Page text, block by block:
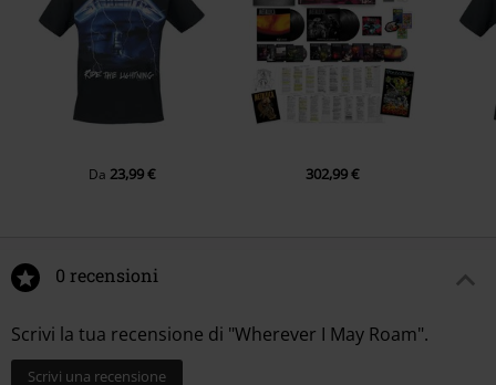
Da 23,99 € 302,99 €
0 recensioni
Scrivi la tua recensione di "Wherever I May Roam".
Scrivi una recensione